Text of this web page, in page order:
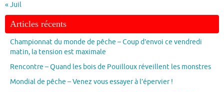
« Juil
Articles récents
Championnat du monde de pêche – Coup d’envoi ce vendredi
matin, la tension est maximale
Rencontre – Quand les bois de Pouilloux réveillent les monstres
Mondial de pêche – Venez vous essayer à l’épervier !